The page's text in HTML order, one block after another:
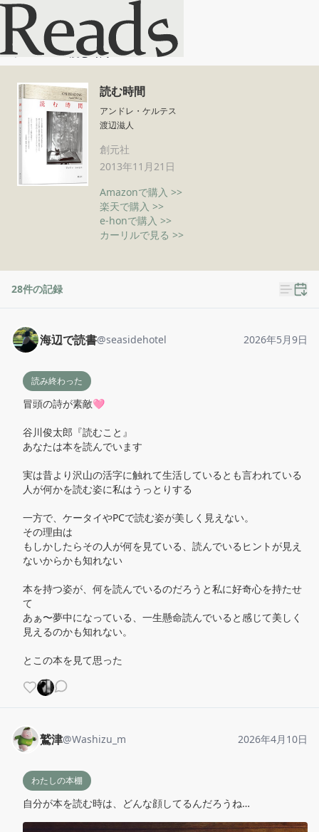
読む時間
ホーム 読む時間
読む時間
アンドレ・ケルテス
渡辺滋人
創元社
2013年11月21日
Amazonで購入 >>
楽天で購入 >>
e-honで購入 >>
カーリルで見る >>
28件の記録
海辺で読書@seasidehotel 2026年5月9日
読み終わった
冒頭の詩が素敵🩷
谷川俊太郎『読むこと』
あなたは本を読んでいます
実は昔より沢山の活字に触れて生活しているとも言われている
人が何かを読む姿に私はうっとりする
一方で、ケータイやPCで読む姿が美しく見えない。
その理由は
もしかしたらその人が何を見ている、読んでいるヒントが見え
ないからかも知れない
本を持つ姿が、何を読んでいるのだろうと私に好奇心を持たせ
て
あぁ〜夢中になっている、一生懸命読んでいると感じて美しく
見えるのかも知れない。
とこの本を見て思った
鷲津@Washizu_m 2026年4月10日
わたしの本棚
自分が本を読む時は、どんな顔してるんだろうね…